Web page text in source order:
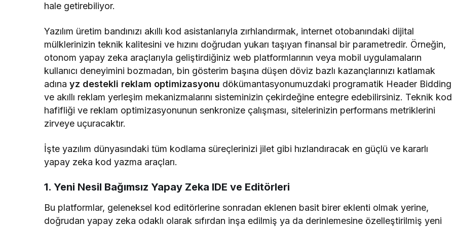
hale getirebiliyor.
Yazılım üretim bandınızı akıllı kod asistanlarıyla zırhlandırmak, internet otobanındaki dijital
mülklerinizin teknik kalitesini ve hızını doğrudan yukarı taşıyan finansal bir parametredir. Örneğin,
otonom yapay zeka araçlarıyla geliştirdiğiniz web platformlarının veya mobil uygulamaların
kullanıcı deneyimini bozmadan, bin gösterim başına düşen döviz bazlı kazançlarınızı katlamak
adınayz destekli reklam optimizasyonu dökümantasyonumuzdaki programatik Header Bidding
ve akıllı reklam yerleşim mekanizmalarını sisteminizin çekirdeğine entegre edebilirsiniz. Teknik kod
hafifliği ve reklam optimizasyonunun senkronize çalışması, sitelerinizin performans metriklerini
zirveye uçuracaktır.
İşte yazılım dünyasındaki tüm kodlama süreçlerinizi jilet gibi hızlandıracak en güçlü ve kararlı
yapay zeka kod yazma araçları.
1. Yeni Nesil Bağımsız Yapay Zeka IDE ve Editörleri
Bu platformlar, geleneksel kod editörlerine sonradan eklenen basit birer eklenti olmak yerine,
doğrudan yapay zeka odaklı olarak sıfırdan inşa edilmiş ya da derinlemesine özelleştirilmiş yeni